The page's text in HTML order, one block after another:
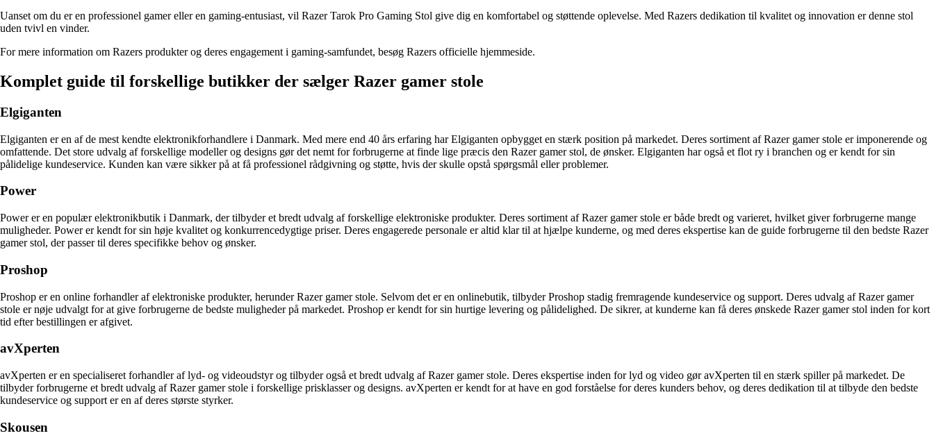
Uanset om du er en professionel gamer eller en gaming-entusiast, vil Razer Tarok Pro Gaming Stol give dig en komfortabel og støttende oplevelse. Med Razers dedikation til kvalitet og innovation er denne stol
uden tvivl en vinder.
For mere information om Razers produkter og deres engagement i gaming-samfundet, besøg Razers officielle hjemmeside.
Komplet guide til forskellige butikker der sælger Razer gamer stole
Elgiganten
Elgiganten er en af ​​de mest kendte elektronikforhandlere i Danmark. Med mere end 40 års erfaring har Elgiganten opbygget en stærk position på markedet. Deres sortiment af Razer gamer stole er imponerende og
omfattende. Det store udvalg af forskellige modeller og designs gør det nemt for forbrugerne at finde lige præcis den Razer gamer stol, de ønsker. Elgiganten har også et flot ry i branchen og er kendt for sin
pålidelige kundeservice. Kunden kan være sikker på at få professionel rådgivning og støtte, hvis der skulle opstå spørgsmål eller problemer.
Power
Power er en populær elektronikbutik i Danmark, der tilbyder et bredt udvalg af forskellige elektroniske produkter. Deres sortiment af Razer gamer stole er både bredt og varieret, hvilket giver forbrugerne mange
muligheder. Power er kendt for sin høje kvalitet og konkurrencedygtige priser. Deres engagerede personale er altid klar til at hjælpe kunderne, og med deres ekspertise kan de guide forbrugerne til den bedste Razer
gamer stol, der passer til deres specifikke behov og ønsker.
Proshop
Proshop er en online forhandler af elektroniske produkter, herunder Razer gamer stole. Selvom det er en onlinebutik, tilbyder Proshop stadig fremragende kundeservice og support. Deres udvalg af Razer gamer
stole er nøje udvalgt for at give forbrugerne de bedste muligheder på markedet. Proshop er kendt for sin hurtige levering og pålidelighed. De sikrer, at kunderne kan få deres ønskede Razer gamer stol inden for kort
tid efter bestillingen er afgivet.
avXperten
avXperten er en specialiseret forhandler af lyd- og videoudstyr og tilbyder også et bredt udvalg af Razer gamer stole. Deres ekspertise inden for lyd og video gør avXperten til en stærk spiller på markedet. De
tilbyder forbrugerne et bredt udvalg af Razer gamer stole i forskellige prisklasser og designs. avXperten er kendt for at have en god forståelse for deres kunders behov, og deres dedikation til at tilbyde den bedste
kundeservice og support er en af deres største styrker.
Skousen